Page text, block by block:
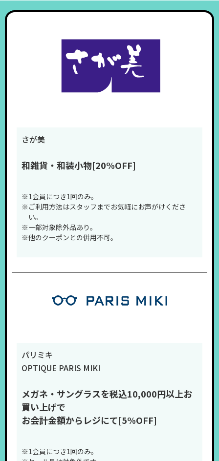
STEP.4
会計時にmajicaアプリ
さが美
和雑貨・和装小物[20%OFF]
※1会員につき1回のみ。
※ご利用方法はスタッフまでお気軽にお声がけくださ
い。
※一部対象除外品あり。
※他のクーポンとの併用不可。
パリミキ
OPTIQUE PARIS MIKI
メガネ・サングラスを税込10,000円以上お
買い上げで
お会計金額からレジにて[5%OFF]
※1会員につき1回のみ。